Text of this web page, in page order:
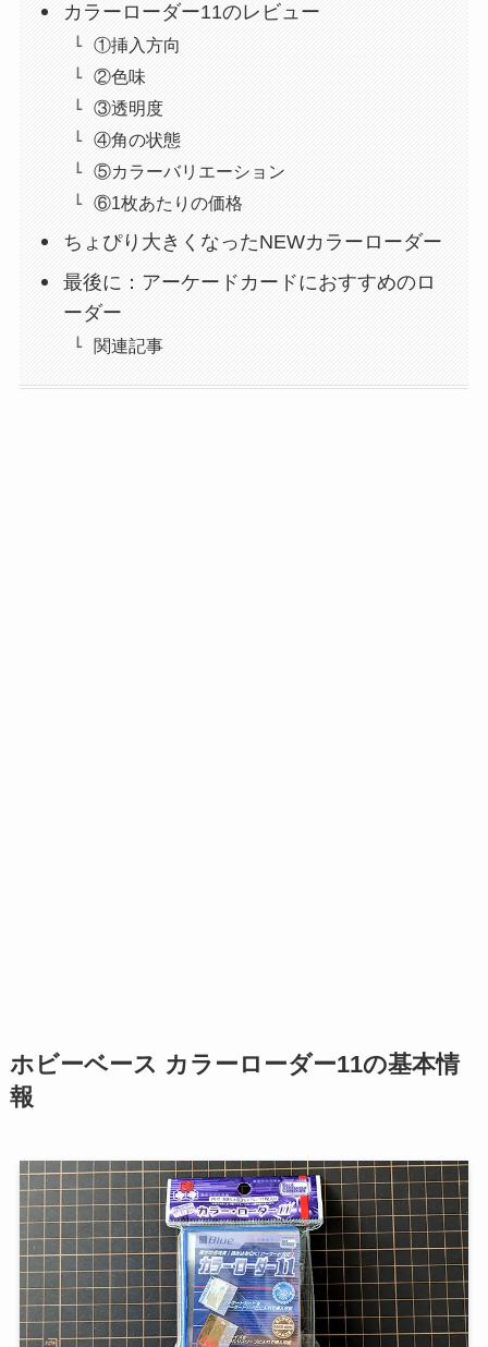
カラーローダー11のレビュー
①挿入方向
②色味
③透明度
④角の状態
⑤カラーバリエーション
⑥1枚あたりの価格
ちょぴり大きくなったNEWカラーローダー
最後に：アーケードカードにおすすめのロ
ーダー
関連記事
ホビーベース カラーローダー11の基本情
報